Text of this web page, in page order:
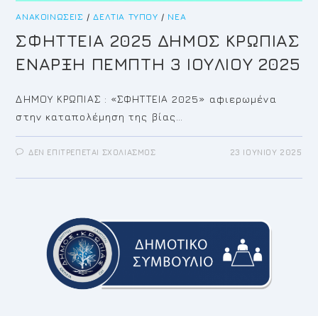
ΑΝΑΚΟΙΝΏΣΕΙΣ /ΔΕΛΤΊΑ ΤΎΠΟΥ / ΝΈΑ
ΣΦΗΤΤΕΙΑ 2025 ΔΗΜΟΣ ΚΡΩΠΙΑΣ
ΕΝΑΡΞΗ ΠΕΜΠΤΗ 3 ΙΟΥΛΙΟΥ 2025
ΔΗΜΟΥ ΚΡΩΠΙΑΣ : «ΣΦΗΤΤΕΙΑ 2025» αφιερωμένα
στην καταπολέμηση της βίας…
ΔΕΝ ΕΠΙΤΡΈΠΕΤΑΙ ΣΧΟΛΙΑΣΜΌΣΣΤΟ
ΔΗΜΟΣ
ΙΟΥΛΙΟΥ
23 ΙΟΥΝΊΟΥ 2025